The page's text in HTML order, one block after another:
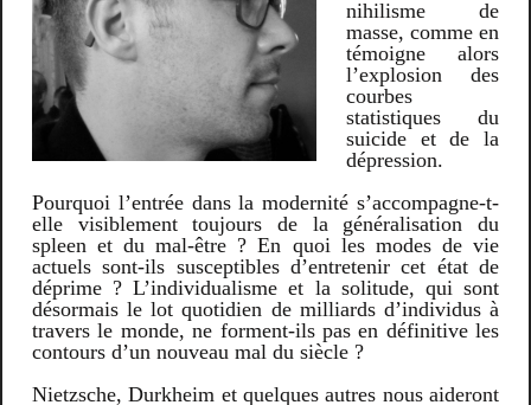
nihilisme de
masse, comme en
témoigne alors
l’explosion des
courbes
statistiques du
suicide et de la
dépression.
Pourquoi l’entrée dans la modernité s’accompagne-t-
elle visiblement toujours de la généralisation du
spleen et du mal-être ? En quoi les modes de vie
actuels sont-ils susceptibles d’entretenir cet état de
déprime ? L’individualisme et la solitude, qui sont
désormais le lot quotidien de milliards d’individus à
travers le monde, ne forment-ils pas en définitive les
contours d’un nouveau mal du siècle ?
Nietzsche, Durkheim et quelques autres nous aideront